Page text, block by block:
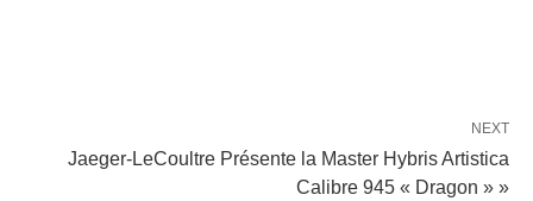
NEXT
Jaeger-LeCoultre Présente la Master Hybris Artistica
Calibre 945 « Dragon » »